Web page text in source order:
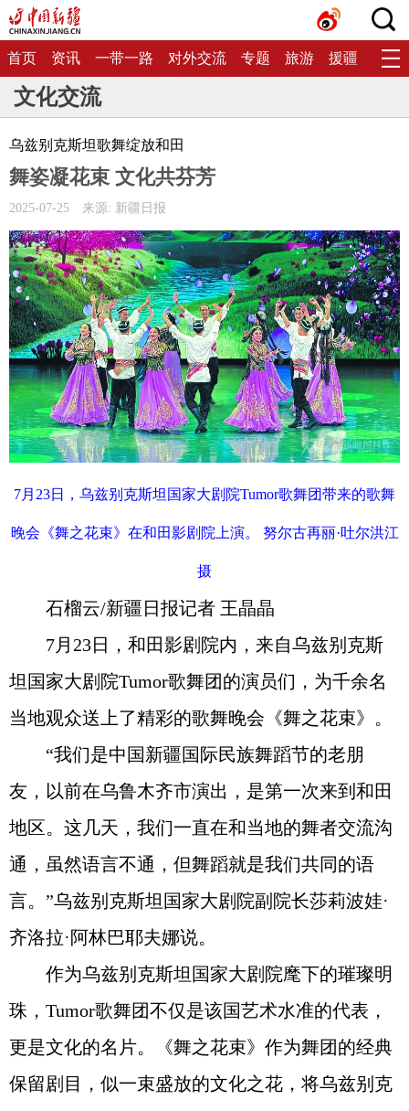
首页 资讯 一带一路 对外交流 专题 旅游 援疆 生态
文化交流
乌兹别克斯坦歌舞绽放和田
舞姿凝花束 文化共芬芳
2025-07-25 来源: 新疆日报
7月23日，乌兹别克斯坦国家大剧院Tumor歌舞团带来的歌舞
晚会《舞之花束》在和田影剧院上演。 努尔古再丽·吐尔洪江
摄
石榴云/新疆日报记者 王晶晶
7月23日，和田影剧院内，来自乌兹别克斯
坦国家大剧院Tumor歌舞团的演员们，为千余名
当地观众送上了精彩的歌舞晚会《舞之花束》。
“我们是中国新疆国际民族舞蹈节的老朋
友，以前在乌鲁木齐市演出，是第一次来到和田
地区。这几天，我们一直在和当地的舞者交流沟
通，虽然语言不通，但舞蹈就是我们共同的语
言。”乌兹别克斯坦国家大剧院副院长莎莉波娃·
齐洛拉·阿林巴耶夫娜说。
作为乌兹别克斯坦国家大剧院麾下的璀璨明
珠，Tumor歌舞团不仅是该国艺术水准的代表，
更是文化的名片。《舞之花束》作为舞团的经典
保留剧目，似一束盛放的文化之花，将乌兹别克